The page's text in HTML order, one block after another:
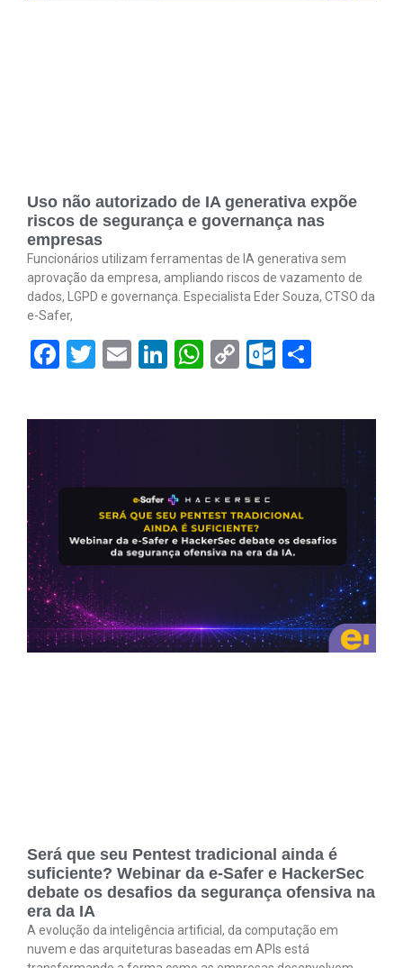
Uso não autorizado de IA generativa expõe
riscos de segurança e governança nas
empresas
Funcionários utilizam ferramentas de IA generativa sem
aprovação da empresa, ampliando riscos de vazamento de
dados, LGPD e governança. Especialista Eder Souza, CTSO da
e-Safer,
Facebook
Twitter
EmailLinkedIn
WhatsApp
Copy
Será que seu Pentest tradicional ainda é
suficiente? Webinar da e-Safer e HackerSec
debate os desafios da segurança ofensiva na
era da IA
A evolução da inteligência artificial, da computação em
nuvem e das arquiteturas baseadas em APIs está